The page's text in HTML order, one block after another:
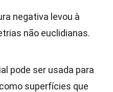
negativa levou à
não euclidianas.
pode ser usada para
superfícies que